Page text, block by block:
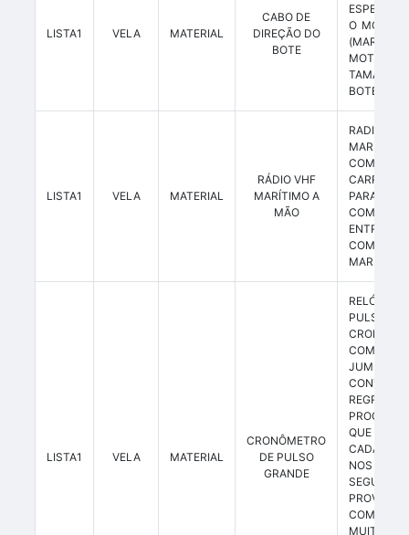
LISTA1 VELA MATERIAL
CABO DE
DIREÇÃO DO
BOTE
O MOTOR
TAMANHO
BOTE.
LISTA1 VELA MATERIAL
RÁDIO VHF
MARÍTIMO A
MÃO
RADIO
MARÍTIMO
COM
PARA
ENTRE
COM OS
LISTA1 VELA MATERIAL
CRONÔMETRO
DE PULSO
GRANDE
PULSO
COM
QUE
CADA
NOS DEZ
PROVA
COM
MUITO